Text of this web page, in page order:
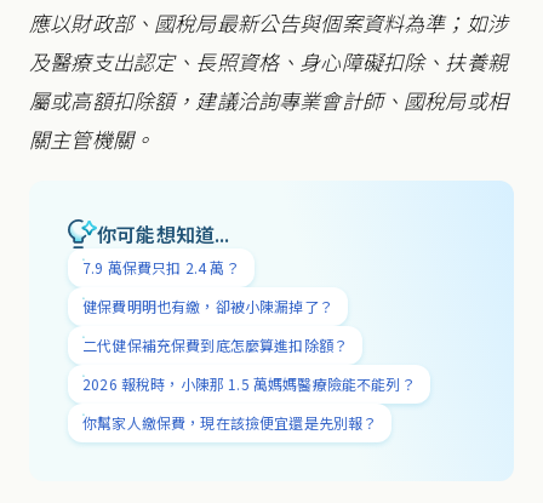
應以財政部、國稅局最新公告與個案資料為準；如涉
及醫療支出認定、長照資格、身心障礙扣除、扶養親
屬或高額扣除額，建議洽詢專業會計師、國稅局或相
關主管機關。
你可能想知道...
7.9 萬保費只扣 2.4 萬？
健保費明明也有繳，卻被小陳漏掉了？
二代健保補充保費到底怎麼算進扣除額？
2026 報稅時，小陳那 1.5 萬媽媽醫療險能不能列？
你幫家人繳保費，現在該撿便宜還是先別報？